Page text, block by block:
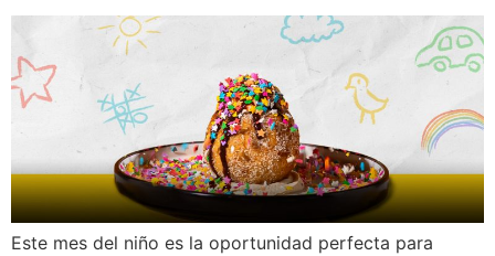
Este mes del niño es la oportunidad perfecta para